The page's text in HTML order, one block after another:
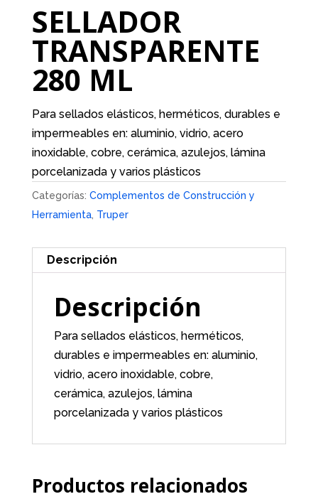
SELLADOR
TRANSPARENTE
280 ML
Para sellados elásticos, herméticos, durables e
impermeables en: aluminio, vidrio, acero
inoxidable, cobre, cerámica, azulejos, lámina
porcelanizada y varios plásticos
Categorías: Complementos de Construcción y
Herramienta, Truper
Descripción
Descripción
Para sellados elásticos, herméticos,
durables e impermeables en: aluminio,
vidrio, acero inoxidable, cobre,
cerámica, azulejos, lámina
porcelanizada y varios plásticos
Productos relacionados